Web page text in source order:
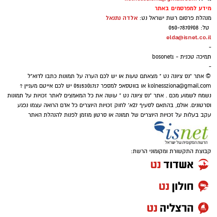
והמשרדים הממשלתיים. התוצאה שנונה, משעשעת
ובעיקר מזכירה לנו שלפעמים גם זוגיות יכולה
להרגיש כמו קואליציה – עם לא מעט משברים
בדרך.
"מחכים למשיח" – שלום חנוך היהלום שבכתר
יש שירים שמדברים על תקופה מסוימת, ויש שירים
שגורמים לנו לשאול אם באמת משהו השתנה.
"מחכים למשיח" של שלום חנוך הפך לסמל של
ביקורת על המצב הכלכלי והחברתי ועל תחושת
המשבר. גם היום, כשמדברים על יוקר המחיה ועל
באופן קצת יותר מדי משכנע.
זדורוב נדחו בכל הערכאות, והקדיש כארבע שנים
ללימוד מעמיק של מאות קלסרים ודיסקים של
חומרי חקירה.
בדבריו הוא מטיח ביקורת קשה בהתנהלות
המשטרה, הפרקליטות ומערכת המשפט, וטוען כי
התעלמו מראיות מרכזיות – ובהן עקבות נעל זרות
מידע למפרסמים באתר
מנהלת פרסום רשת ישראל נט: אלדה נתנאל
טל: 050-7870908
elda@isnet.co.il
-
תמיכה טכנית - bosonet1
-
© אתר "נס ציונה נט " מצאתם טעות או יש לכם הערה על תמונות כתבו לדוא"ל
kolnessziona@gmail.com
או בווטסאפ למספר 0515301717 יש לכם אייטם מעניין ?
נשמח לשמוע מכם . אתר "נס ציונה נט " עושה את כל המאמצים לאתר זכויות על תמונות
וסרטונים. אולם, בהתאם לסעיף 27א' לחוק זכויות היוצרים כל אדם הרואה עצמו נפגע
עקב בעלות על זכויות היוצרים של תמונה או סרטון מוזמן לפנות להנהלת האתר
קבוצת התקשורת ומקומוני הרשת: